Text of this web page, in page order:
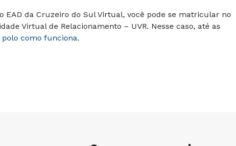
EAD da Cruzeiro do Sul Virtual, você pode se matricular no
Virtual de Relacionamento – UVR. Nesse caso, até as
polo como funciona.